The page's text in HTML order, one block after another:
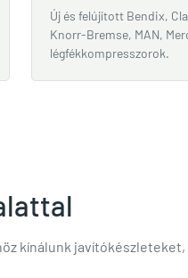
Új és felújított Bendix,
Knorr-Bremse, MAN,
légfékkompresszorok.
kínálunk javítókészleteket,